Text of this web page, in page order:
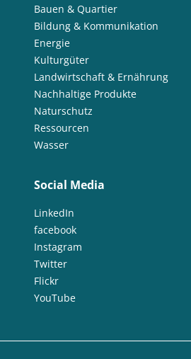
Bauen & Quartier
Bildung & Kommunikation
Energie
Kulturgüter
Landwirtschaft & Ernährung
Nachhaltige Produkte
Naturschutz
Ressourcen
Wasser
Social Media
LinkedIn
facebook
Instagram
Twitter
Flickr
YouTube